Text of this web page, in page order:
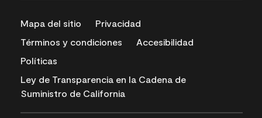
Mapa del sitio
Privacidad
Términos y condiciones
Accesibilidad
Políticas
Ley de Transparencia en la Cadena de
Suministro de California